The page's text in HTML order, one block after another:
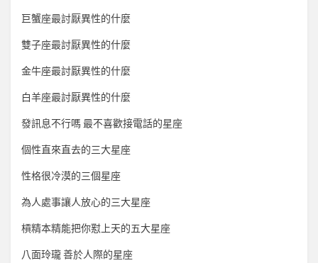
巨蟹座最討厭異性的什麼
雙子座最討厭異性的什麼
金牛座最討厭異性的什麼
白羊座最討厭異性的什麼
發訊息不行嗎 最不喜歡接電話的星座
個性直來直去的三大星座
性格很冷漠的三個星座
為人處事讓人放心的三大星座
槓精本精能把你懟上天的五大星座
八面玲瓏 善於人際的星座